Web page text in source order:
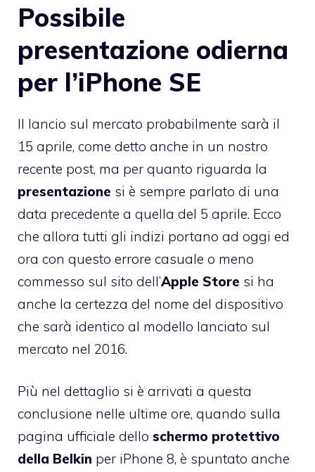
Possibile
presentazione odierna
per l’iPhone SE
Il lancio sul mercato probabilmente sarà il
15 aprile, come detto anche in un nostro
recente post, ma per quanto riguarda la
presentazione si è sempre parlato di una
data precedente a quella del 5 aprile. Ecco
che allora tutti gli indizi portano ad oggi ed
ora con questo errore casuale o meno
commesso sul sito dell’Apple Store si ha
anche la certezza del nome del dispositivo
che sarà identico al modello lanciato sul
mercato nel 2016.
Più nel dettaglio si è arrivati a questa
conclusione nelle ultime ore, quando sulla
pagina ufficiale dello schermo protettivo
della Belkin per iPhone 8, è spuntato anche